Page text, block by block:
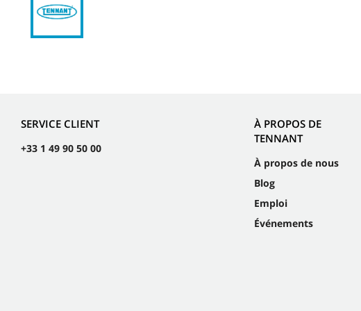
SERVICE CLIENT
+33 1 49 90 50 00
À PROPOS DE
TENNANT
À propos de nous
Blog
Emploi
Événements